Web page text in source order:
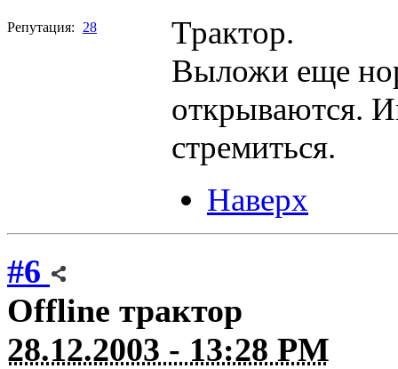
Репутация: 28
Трактор.
Выложи еще
открываются.
стремиться.
Наверх
#6
Offline трактор
28.12.2003 - 13:28 PM